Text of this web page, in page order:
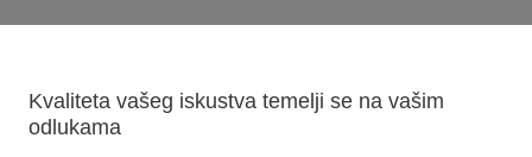
Naši prijedlozi
Naši savjeti
Kvaliteta vašeg iskustva temelji se na vašim
odlukama